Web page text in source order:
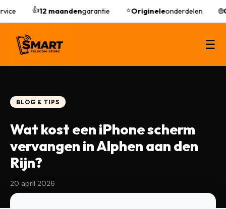
👍12 maandengarantie Origineleonderdelen 🌐
☰
BLOG & TIPS
Wat kost een iPhone scherm
vervangen in Alphen aan den
Rijn?
20 april 2026